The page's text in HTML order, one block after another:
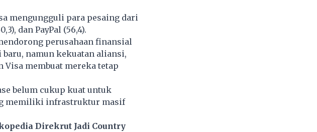
mengungguli para pesaing dari
dan PayPal (56,4).
perusahaan finansial
namun kekuatan aliansi,
membuat mereka tetap
belum cukup kuat untuk
memiliki infrastruktur masif
Direkrut Jadi Country